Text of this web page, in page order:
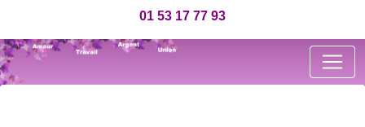
01 53 17 77 93